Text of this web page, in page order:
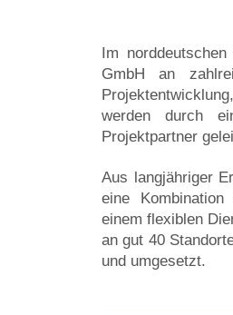
Im
GmbH an
werden durch
Projektpartner
Aus langjähriger
eine
einem flexiblen
an gut 40
und umgesetzt.